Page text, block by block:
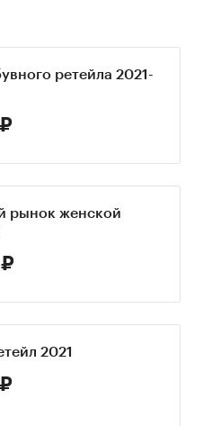
ретейла 2021-
рынок женской
2021